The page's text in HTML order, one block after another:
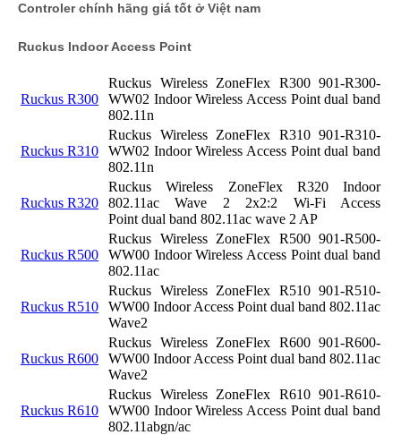
Controler chính hãng giá tốt ở Việt nam
Ruckus Indoor Access Point
Ruckus R300
Ruckus Wireless ZoneFlex R300 901-R300-
WW02 Indoor Wireless Access Point dual band
802.11n
Ruckus R310
Ruckus Wireless ZoneFlex R310 901-R310-
WW02 Indoor Wireless Access Point dual band
802.11n
Ruckus R320
RuckusWireless ZoneFlex R320 Indoor
802.11ac Wave 2 2x2:2 Wi-Fi Access
Point dual band 802.11ac wave 2 AP
Ruckus R500
Ruckus Wireless ZoneFlex R500 901-R500-
WW00 Indoor Wireless Access Point dual band
802.11ac
Ruckus R510
Ruckus Wireless ZoneFlex R510 901-R510-
WW00 Indoor Access Point dual band 802.11ac
Wave2
Ruckus R600
Ruckus Wireless ZoneFlex R600 901-R600-
WW00 Indoor Access Point dual band 802.11ac
Wave2
Ruckus R610
Ruckus Wireless ZoneFlex R610 901-R610-
WW00 Indoor Wireless Access Point dual band
802.11abgn/ac